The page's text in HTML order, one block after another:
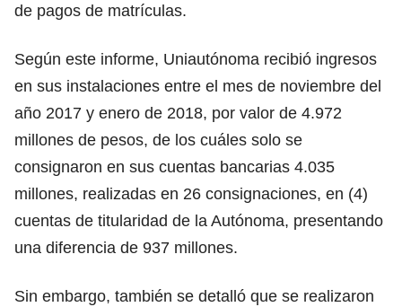
de pagos de matrículas.
Según este informe, Uniautónoma recibió ingresos
en sus instalaciones entre el mes de noviembre del
año 2017 y enero de 2018, por valor de 4.972
millones de pesos, de los cuáles solo se
consignaron en sus cuentas bancarias 4.035
millones, realizadas en 26 consignaciones, en (4)
cuentas de titularidad de la Autónoma, presentando
una diferencia de 937 millones.
Sin embargo, también se detalló que se realizaron